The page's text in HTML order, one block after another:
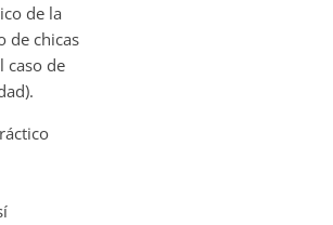
de la
de chicas
caso de